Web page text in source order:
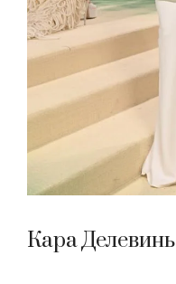
Кара Делевинь